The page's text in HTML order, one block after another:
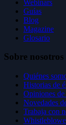
Webinars
Guías
Blog
Magazine
Glosario
Sobre nosotros
Quiénes
Historias de
Opiniones de
Novedades
Trabaja con